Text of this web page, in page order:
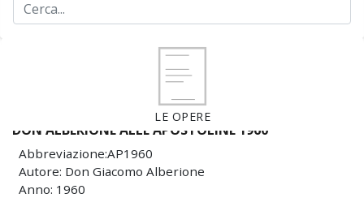
LE OPERE
DON ALBERIONE ALLE APOSTOLINE 1960
Abbreviazione:AP1960
Autore: Don Giacomo Alberione
Anno: 1960